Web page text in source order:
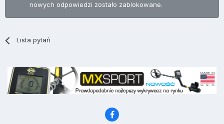
nowych odpowiedzi zostało zablokowane.
Lista pytań